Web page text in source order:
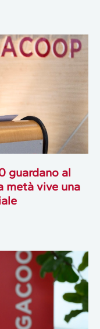
guardano al
metà vive una